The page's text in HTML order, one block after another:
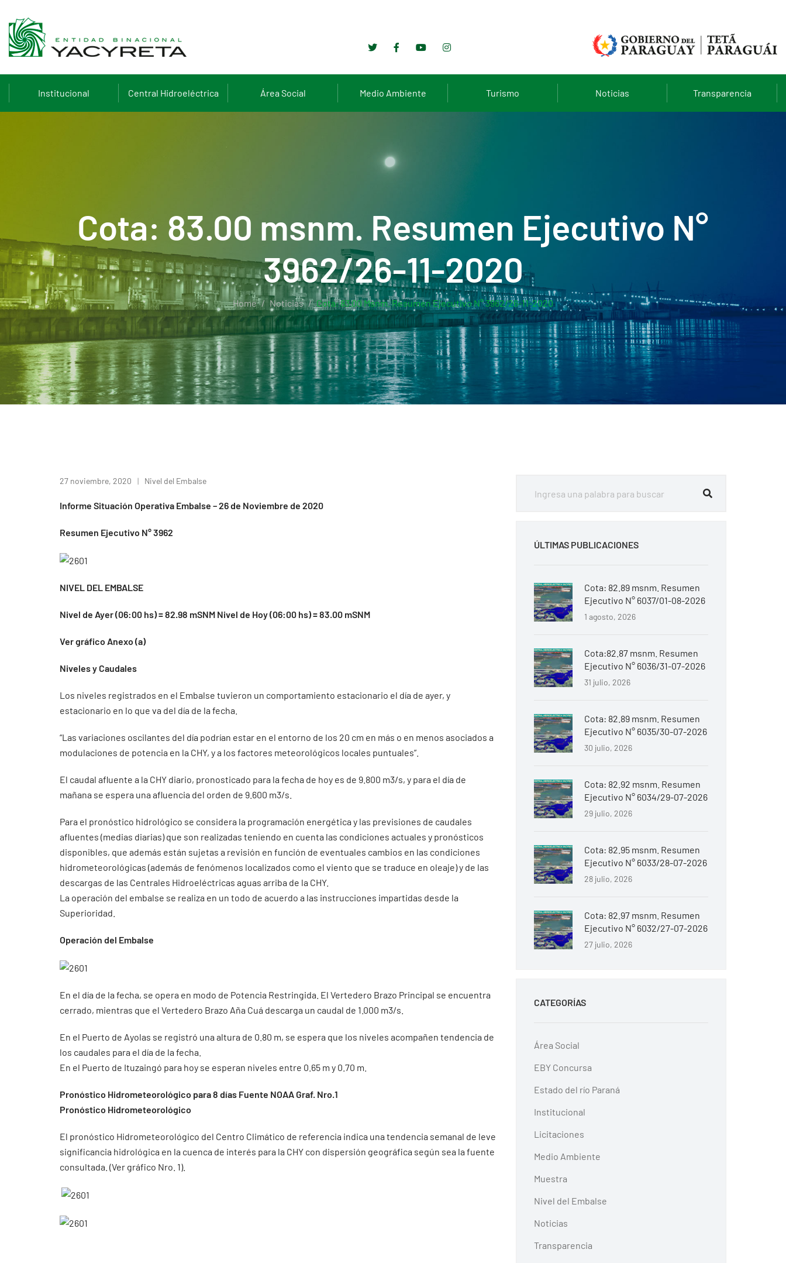
Institucional Central Hidroeléctrica Área Social Medio Ambiente Turismo Noticias Transparencia
Cota: 83.00 msnm. Resumen Ejecutivo N°
3962/26-11-2020
Home Noticias Cota: 83.00 Msnm. Resumen Ejecutivo N° 3962/26-11-2020
27 noviembre, 2020 Nivel del Embalse
Informe Situación Operativa Embalse – 26 de Noviembre de 2020
Resumen Ejecutivo N° 3962
NIVEL DEL EMBALSE
Nivel de Ayer (06:00 hs) = 82.98 mSNM Nivel de Hoy (06:00 hs) = 83.00 mSNM
Ver gráfico Anexo (a)
Niveles y Caudales
Los niveles registrados en el Embalse tuvieron un comportamiento estacionario el día de ayer, y
estacionario en lo que va del día de la fecha.
“Las variaciones oscilantes del día podrían estar en el entorno de los 20 cm en más o en menos asociados a
modulaciones de potencia en la CHY, y a los factores meteorológicos locales puntuales”.
El caudal afluente a la CHY diario, pronosticado para la fecha de hoy es de 9.800 m3/s, y para el día de
mañana se espera una afluencia del orden de 9.600 m3/s.
Para el pronóstico hidrológico se considera la programación energética y las previsiones de caudales
afluentes (medias diarias) que son realizadas teniendo en cuenta las condiciones actuales y pronósticos
disponibles, que además están sujetas a revisión en función de eventuales cambios en las condiciones
hidrometeorológicas (además de fenómenos localizados como el viento que se traduce en oleaje) y de las
descargas de las Centrales Hidroeléctricas aguas arriba de la CHY.
La operación del embalse se realiza en un todo de acuerdo a las instrucciones impartidas desde la
Superioridad.
Operación del Embalse
En el día de la fecha, se opera en modo de Potencia Restringida. El Vertedero Brazo Principal se encuentra
cerrado, mientras que el Vertedero Brazo Aña Cuá descarga un caudal de 1.000 m3/s.
En el Puerto de Ayolas se registró una altura de 0.80 m, se espera que los niveles acompañen tendencia de
los caudales para el día de la fecha.
En el Puerto de Ituzaingó para hoy se esperan niveles entre 0.65 m y 0.70 m.
Pronóstico Hidrometeorológico para 8 días Fuente NOAA Graf. Nro.1
Pronóstico Hidrometeorológico
El pronóstico Hidrometeorológico del Centro Climático de referencia indica una tendencia semanal de leve
significancia hidrológica en la cuenca de interés para la CHY con dispersión geográfica según sea la fuente
consultada. (Ver gráfico Nro. 1).
ÚLTIMAS PUBLICACIONES
Cota: 82.89 msnm. Resumen
Ejecutivo N° 6037/01-08-2026
1 agosto, 2026
Cota:82.87 msnm. Resumen
Ejecutivo N° 6036/31-07-2026
31 julio, 2026
Cota: 82.89 msnm. Resumen
Ejecutivo N° 6035/30-07-2026
30 julio, 2026
Cota: 82.92 msnm. Resumen
Ejecutivo N° 6034/29-07-2026
29 julio, 2026
Cota: 82.95 msnm. Resumen
Ejecutivo N° 6033/28-07-2026
28 julio, 2026
Cota: 82.97 msnm. Resumen
Ejecutivo N° 6032/27-07-2026
27 julio, 2026
CATEGORÍAS
Área Social
EBY Concursa
Estado del río Paraná
Institucional
Licitaciones
Medio Ambiente
Muestra
Nivel del Embalse
Noticias
Transparencia